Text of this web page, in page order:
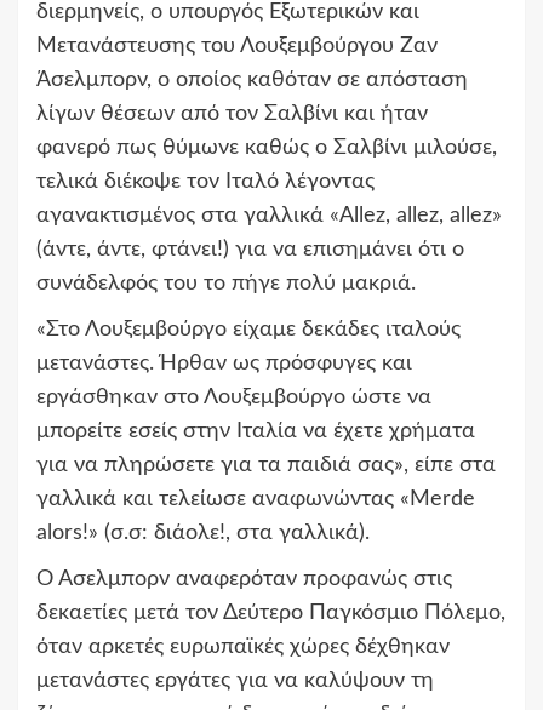
διερμηνείς, ο υπουργός Εξωτερικών και
Μετανάστευσης του Λουξεμβούργου Ζαν
Άσελμπορν, ο οποίος καθόταν σε απόσταση
λίγων θέσεων από τον Σαλβίνι και ήταν
φανερό πως θύμωνε καθώς ο Σαλβίνι μιλούσε,
τελικά διέκοψε τον Ιταλό λέγοντας
αγανακτισμένος στα γαλλικά «Allez, allez, allez»
(άντε, άντε, φτάνει!) για να επισημάνει ότι ο
συνάδελφός του το πήγε πολύ μακριά.
«Στο Λουξεμβούργο είχαμε δεκάδες ιταλούς
μετανάστες. Ήρθαν ως πρόσφυγες και
εργάσθηκαν στο Λουξεμβούργο ώστε να
μπορείτε εσείς στην Ιταλία να έχετε χρήματα
για να πληρώσετε για τα παιδιά σας», είπε στα
γαλλικά και τελείωσε αναφωνώντας «Merde
alors!» (σ.σ: διάολε!, στα γαλλικά).
Ο Άσελμπορν αναφερόταν προφανώς στις
δεκαετίες μετά τον Δεύτερο Παγκόσμιο Πόλεμο,
όταν αρκετές ευρωπαϊκές χώρες δέχθηκαν
μετανάστες εργάτες για να καλύψουν τη